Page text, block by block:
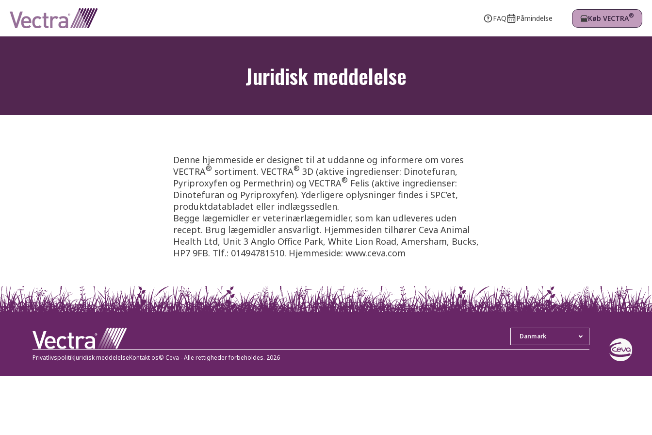
Køb VECTRA®
FAQ Påmindelse
Juridisk meddelelse
Denne hjemmeside er designet til at uddanne og informere om vores
VECTRA® sortiment. VECTRA® 3D (aktive ingredienser: Dinotefuran,
Pyriproxyfen og Permethrin) og VECTRA® Felis (aktive ingredienser:
Dinotefuran og Pyriproxyfen). Yderligere oplysninger findes i SPC’et,
produktdatabladet eller indlægssedlen.
Begge lægemidler er veterinærlægemidler, som kan udleveres uden
recept. Brug lægemidler ansvarligt. Hjemmesiden tilhører Ceva Animal
Health Ltd, Unit 3 Anglo Office Park, White Lion Road, Amersham, Bucks,
HP7 9FB. Tlf.: 01494781510. Hjemmeside: www.ceva.com
PrivatlivspolitikJuridisk meddelelseKontakt os© Ceva - Alle rettigheder forbeholdes. 2026